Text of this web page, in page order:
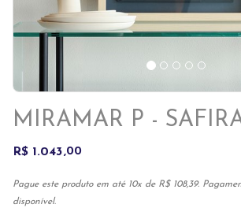
MIRAMAR P -
R$ 1.043 00
Pague este produto em até 10x de R$ 108,39.
disponível.